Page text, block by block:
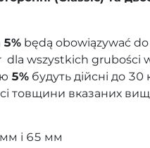
5% będą obowiązywać
wszystkich grubości
5% будуть дійсні до 30
товщини вказаних
і 65 мм